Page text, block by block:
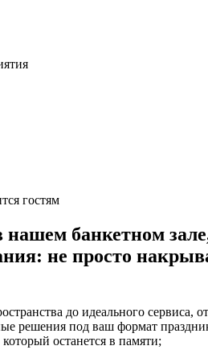
гостям
нашем банкетном
не просто
до идеального
решения под ваш формат
останется в памяти;